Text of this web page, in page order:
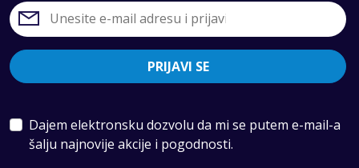
PRIJAVI SE
Dajem elektronsku dozvolu da mi se putem e-mail-a
šalju najnovije akcije i pogodnosti.